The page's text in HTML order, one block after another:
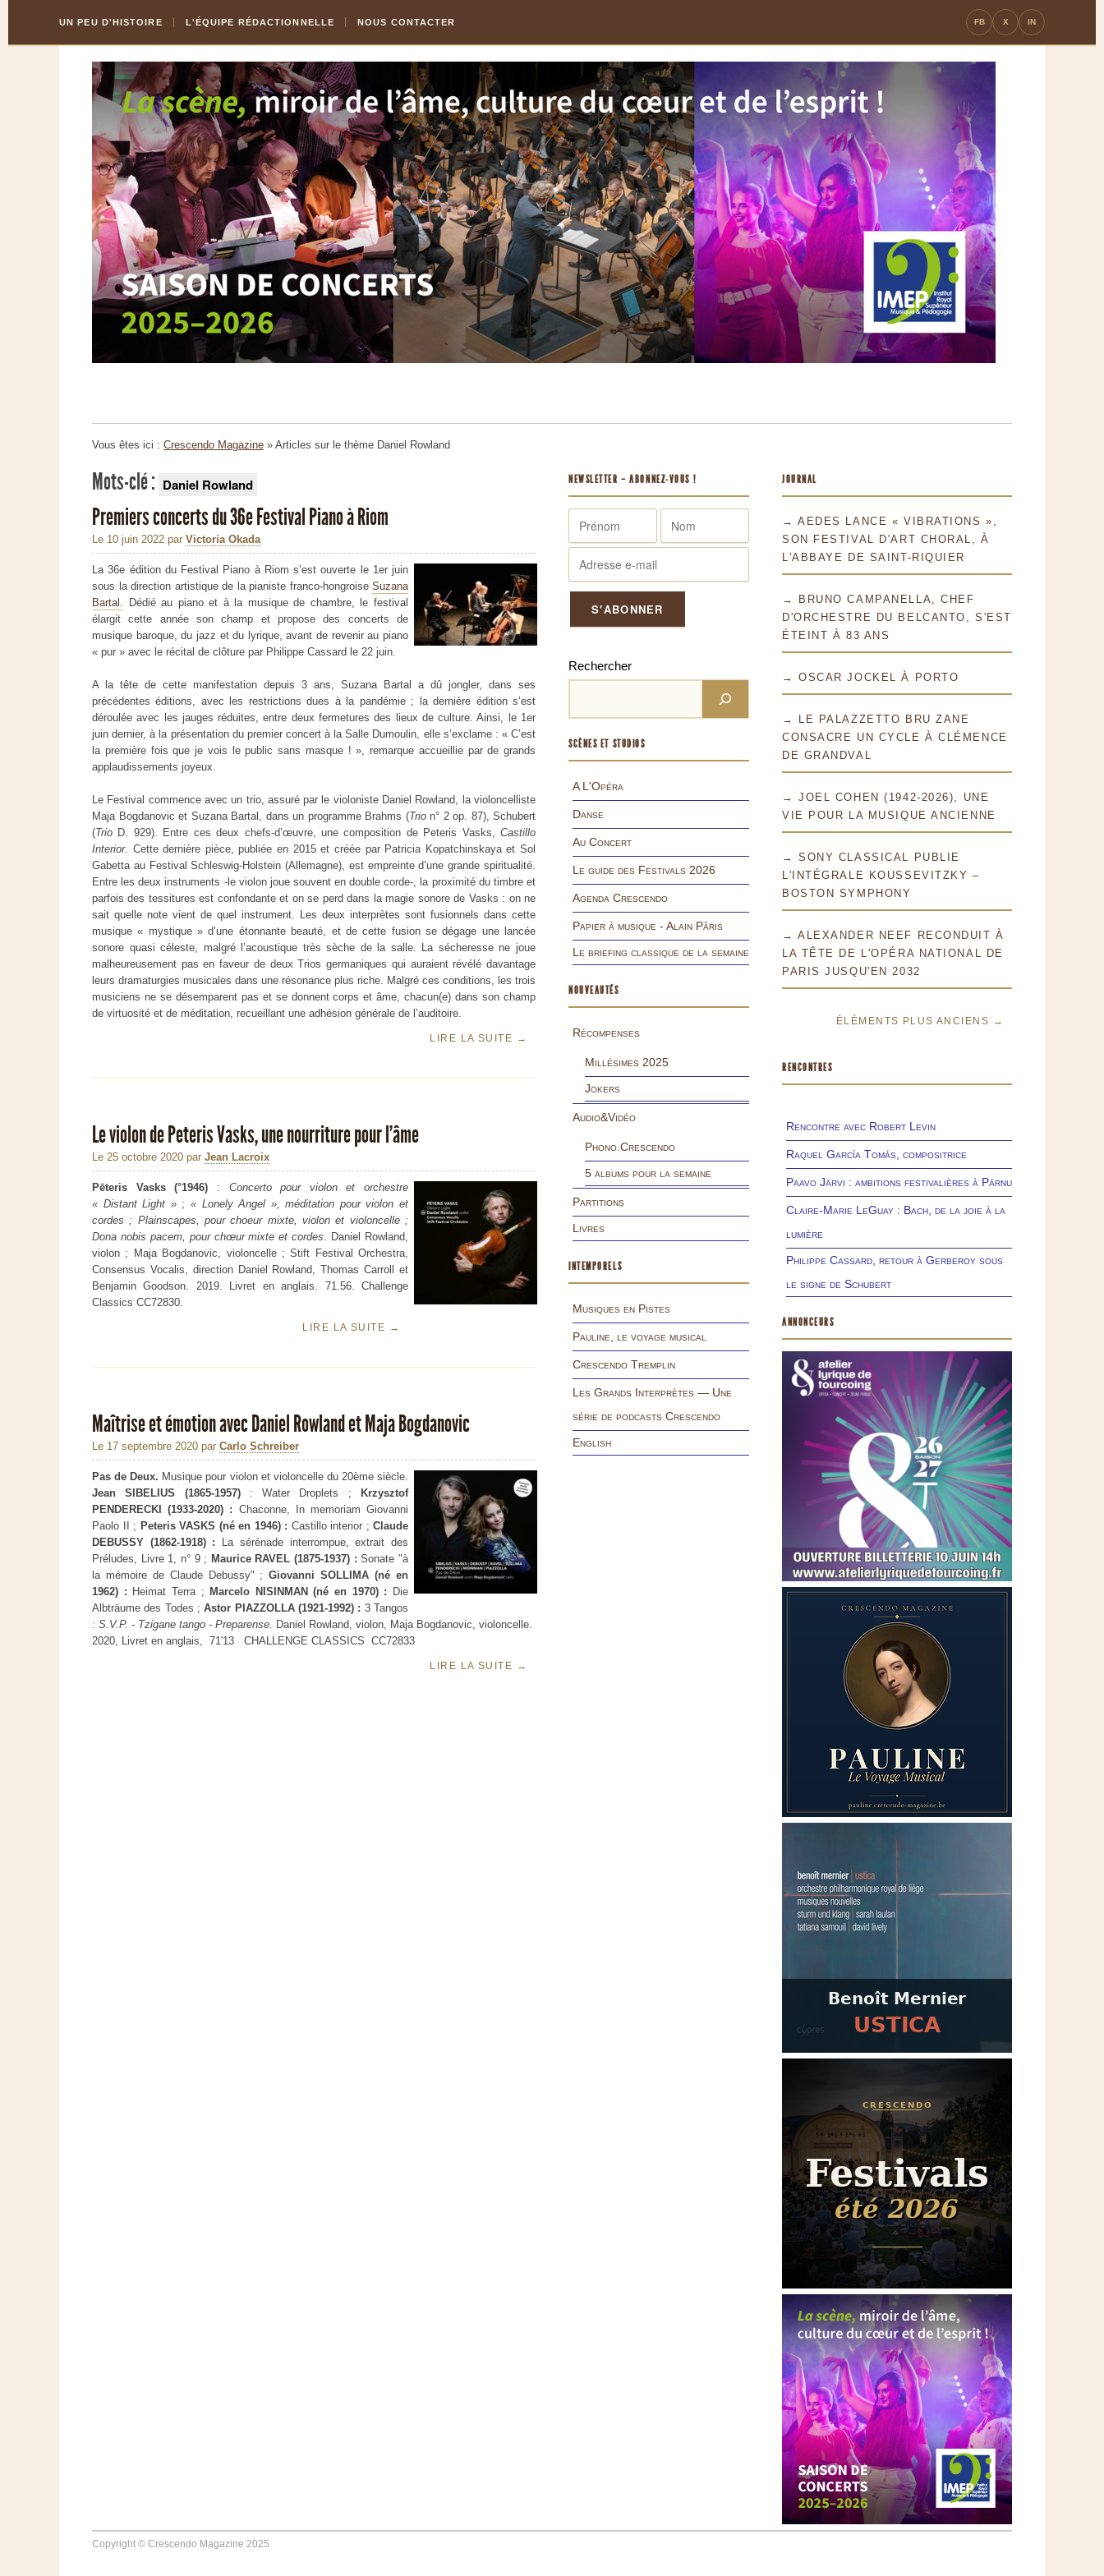
Content
la
UN PEU D'HISTOIRE L'ÉQUIPE RÉDACTIONNELLE NOUS CONTACTER FB X IN
Vous êtes ici : Crescendo Magazine » Articles sur le thème Daniel Rowland
Mots-clé : Daniel Rowland
Premiers concerts du 36e Festival Piano à Riom
Le 10 juin 2022 par Victoria Okada
La 36e édition du Festival Piano à Riom s’est ouverte le 1er juin
sous la direction artistique de la pianiste franco-hongroise Suzana
Bartal. Dédié au piano et à la musique de chambre, le festival
élargit cette année son champ et propose des concerts de
musique baroque, du jazz et du lyrique, avant de revenir au piano
« pur » avec le récital de clôture par Philippe Cassard le 22 juin.
A la tête de cette manifestation depuis 3 ans, Suzana Bartal a dû jongler, dans ses
précédentes éditions, avec les restrictions dues à la pandémie ; la dernière édition s’est
déroulée avec les jauges réduites, entre deux fermetures des lieux de culture. Ainsi, le 1er
juin dernier, à la présentation du premier concert à la Salle Dumoulin, elle s’exclame : « C’est
la première fois que je vois le public sans masque ! », remarque accueillie par de grands
applaudissements joyeux.
Le Festival commence avec un trio, assuré par le violoniste Daniel Rowland, la violoncelliste
Maja Bogdanovic et Suzana Bartal, dans un programme Brahms (Trion° 2 op. 87), Schubert
(Trio D. 929). Entre ces deux chefs-d’œuvre, une composition de Peteris Vasks, Castillo
Interior. Cette dernière pièce, publiée en 2015 et créée par Patricia Kopatchinskaya et Sol
Gabetta au Festival Schleswig-Holstein (Allemagne), est empreinte d’une grande spiritualité.
Entre les deux instruments -le violon joue souvent en double corde-, la proximité du timbre et
parfois des tessitures est confondante et on se perd dans la magie sonore de Vasks : on ne
sait quelle note vient de quel instrument. Les deux interprètes sont fusionnels dans cette
musique « mystique » d’une étonnante beauté, et de cette fusion se dégage une lancée
sonore quasi céleste, malgré l’acoustique très sèche de la salle. La sécheresse ne joue
malheureusement pas en faveur de deux Trios germaniques qui auraient révélé davantage
leurs dramaturgies musicales dans une résonance plus riche. Malgré ces conditions, les trois
musiciens ne se désemparent pas et se donnent corps et âme, chacun(e) dans son champ
de virtuosité et de méditation, recueillant une adhésion générale de l’auditoire.
LIRE LA SUITE →
Le violon de Peteris Vasks, une nourriture pour l’âme
Le 25 octobre 2020 par Jean Lacroix
Pēteris Vasks (°1946) : Concerto pour violon et orchestre
« Distant Light » ; « Lonely Angel », méditation pour violon et
cordes ; Plainscapes, pour choeur mixte, violon et violoncelle ;
Dona nobis pacem, pour chœur mixte et cordes. Daniel Rowland,
violon ; Maja Bogdanovic, violoncelle ; Stift Festival Orchestra,
Consensus Vocalis, direction Daniel Rowland, Thomas Carroll et
Benjamin Goodson. 2019. Livret en anglais. 71.56. Challenge
Classics CC72830.
LIRE LA SUITE →
Maîtrise et émotion avec Daniel Rowland et Maja Bogdanovic
Le 17 septembre 2020 par Carlo Schreiber
Pas de Deux. Musique pour violon et violoncelle du 20ème siècle.
Jean SIBELIUS (1865-1957): Water Droplets ;
Krzysztof
PENDERECKI (1933-2020) : Chaconne, In memoriam Giovanni
Paolo II ; Peteris VASKS (né en 1946) : Castillo interior ; Claude
DEBUSSY (1862-1918) :
La sérénade interrompue, extrait des
Préludes, Livre 1, n° 9 ; Maurice RAVEL (1875-1937) :Sonate "à
la mémoire de Claude Debussy" ;Giovanni SOLLIMA (né en
1962) : Heimat Terra ; Marcelo NISINMAN (né en 1970) :
Die
Albträume des Todes ;Astor PIAZZOLLA (1921-1992) : 3 Tangos
: S.V.P. - Tzigane tango - Preparense. Daniel Rowland, violon, Maja Bogdanovic, violoncelle.
2020, Livret en anglais, 71'13 CHALLENGE CLASSICS CC72833
LIRE LA SUITE →
NEWSLETTER – ABONNEZ-VOUS !
Rechercher
SCÈNES ET STUDIOS
A L'Opéra
Danse
Au Concert
Le guide des Festivals 2026
Agenda Crescendo
Papier à musique - Alain Pâris
Le briefing classique de la semaine
NOUVEAUTÉS
Récompenses
Millésimes 2025
Jokers
Audio&Vidéo
Phono.Crescendo
5 albums pour la semaine
Partitions
Livres
INTEMPORELS
Musiques en Pistes
Pauline, le voyage musical
Crescendo Tremplin
Les Grands Interprètes — Une
série de podcasts Crescendo
English
JOURNAL
→ AEDES LANCE « VIBRATIONS »,
SON FESTIVAL D'ART CHORAL, À
L'ABBAYE DE SAINT-RIQUIER
→ BRUNO CAMPANELLA, CHEF
D'ORCHESTRE DU BELCANTO, S'EST
ÉTEINT À 83 ANS
→ OSCAR JOCKEL À PORTO
→ LE PALAZZETTO BRU ZANE
CONSACRE UN CYCLE À CLÉMENCE
DE GRANDVAL
→ JOEL COHEN (1942-2026), UNE
VIE POUR LA MUSIQUE ANCIENNE
→ SONY CLASSICAL PUBLIE
L'INTÉGRALE KOUSSEVITZKY –
BOSTON SYMPHONY
→ ALEXANDER NEEF RECONDUIT À
LA TÊTE DE L'OPÉRA NATIONAL DE
PARIS JUSQU'EN 2032
ÉLÉMENTS PLUS ANCIENS →
RENCONTRES
Rencontre avec Robert Levin
Raquel García Tomás, compositrice
Paavo Järvi : ambitions festivalières à Pärnu
Claire-Marie LeGuay : Bach, de la joie à la
lumière
Philippe Cassard, retour à Gerberoy sous
le signe de Schubert
ANNONCEURS
Copyright © Crescendo Magazine 2025